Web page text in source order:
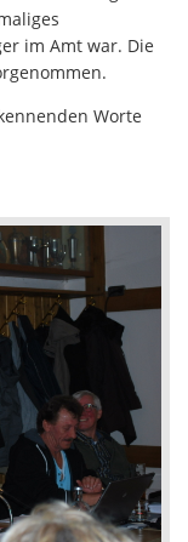
im Amt war. Die
Worte